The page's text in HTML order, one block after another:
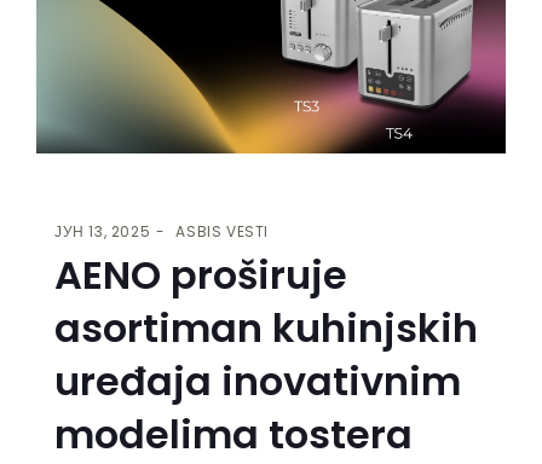
ЈУН 13, 2025 ASBIS VESTI
AENO proširuje
asortiman kuhinjskih
uređaja inovativnim
modelima tostera